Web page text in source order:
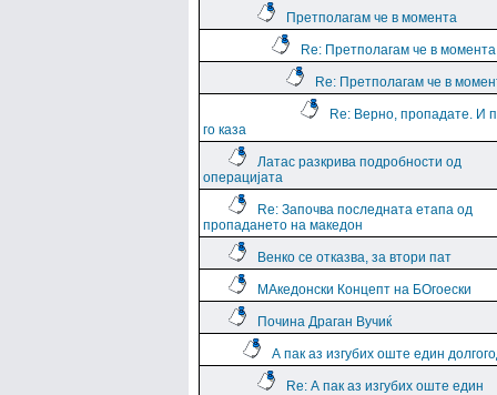
Претполагам че в момента
Re: Претполагам че в момента
Re: Претполагам че в
Re: Верно, пропадате. И
го каза
Латас разкрива подробности од
операцијата
Re: Започва последната етапа од
пропадането на македон
Венко се отказва, за втори пат
МАкедонски Концепт на БОгоески
Почина Драган Вучиќ
А пак аз изгубих оште един
Re: А пак аз изгубих оште един